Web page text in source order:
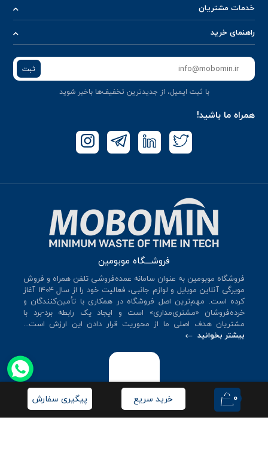
خدمات مشتریان
راهنمای خرید
ثبت
با ثبت ایمیل، از جدید‌ترین تخفیف‌ها با‌خبر شوید
همراه ما باشید!
فروشـــگاه موبومین
فروشگاه موبومین به عنوان سامانه عمده‌فروشی تلفن همراه و فروش
مویرگی آنلاین موبایل و لوازم جانبی، فعالیت خود را از سال 140۴ آغاز
کرده است. مهم‌ترین اصل فروشگاه در همکاری با تأمین‌کنندگان و
خرده‌فروشان «مشتری‌مداری» است و ایجاد یک رابطه برد-برد با
مشتریان هدف اصلی ما از محوریت قرار دادن این ارزش است...
بیشتر بخوانید
0 خرید سریع پیگیری سفارش